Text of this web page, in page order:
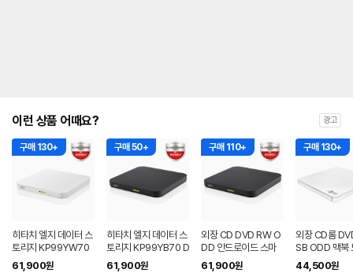
이런 상품 어때요? 광고
구매 130+
히타치 엘지 데이터 스
토리지 KP99YW70
DVD 화이트 외장OD
61,900원
구매 50+
히타치 엘지 데이터 스
토리지 KP99YB70 D
VD 블랙 외장ODD C
61,900원
구매 110+
외장 CD DVD RW O
DD 안드로이드 스마
트폰 지원 USB 외장형
61,900원
구매 130+
외장 CD롬
SB ODD 맥북
호환 화이트 히
44,500원